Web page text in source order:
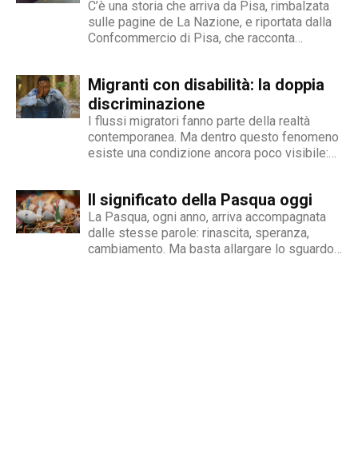
C’è una storia che arriva da Pisa, rimbalzata
sulle pagine de La Nazione, e riportata dalla
Confcommercio di Pisa, che racconta
persone con disabilità in Italia. Una madre e
un padre hanno deciso...
Migranti con disabilità: la doppia
discriminazione
I flussi migratori fanno parte della realtà
contemporanea. Ma dentro questo fenomeno
esiste una condizione ancora poco visibile:
traduce in discriminazione intersezionale.
Perché il fenomeno esiste Le cause sono
diverse e spesso...
Il significato della Pasqua oggi
La Pasqua, ogni anno, arriva accompagnata
dalle stesse parole: rinascita, speranza,
cambiamento. Ma basta allargare lo sguardo